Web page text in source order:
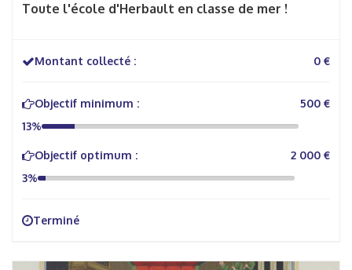
Toute l'école d'Herbault en classe de mer !
Montant collecté : 0 €
Objectif minimum :
500 €
13%
Objectif optimum :
2 000 €
3%
Terminé